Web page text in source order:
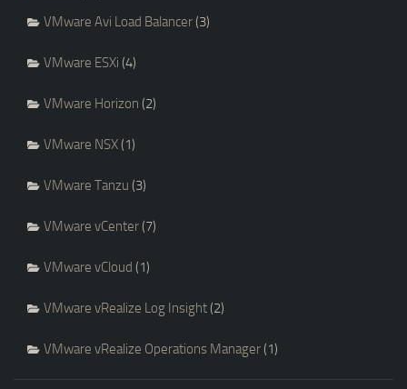
VMware Avi Load Balancer(3)
VMware ESXi (4)
VMware Horizon (2)
VMware NSX(1)
VMware Tanzu (3)
VMware vCenter(7)
VMware vCloud (1)
VMware vRealize Log Insight(2)
VMware vRealize Operations Manager(1)